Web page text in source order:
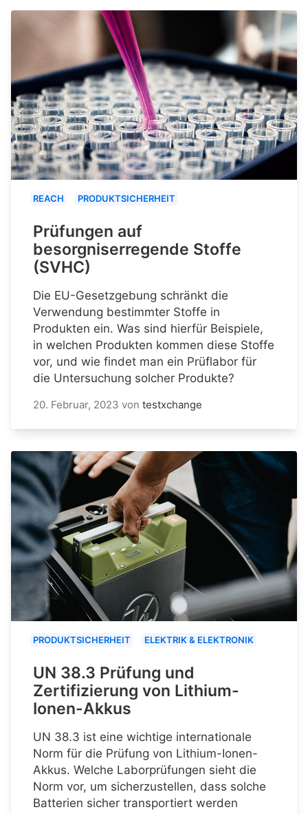
REACH PRODUKTSICHERHEIT
Prüfungen auf
besorgniserregende Stoffe
(SVHC)
Die EU-Gesetzgebung schränkt die
Verwendung bestimmter Stoffe in
Produkten ein. Was sind hierfür Beispiele,
in welchen Produkten kommen diese Stoffe
vor, und wie findet man ein Prüflabor für
die Untersuchung solcher Produkte?
20. Februar, 2023 von testxchange
PRODUKTSICHERHEIT ELEKTRIK & ELEKTRONIK
UN 38.3 Prüfung und
Zertifizierung von Lithium-
Ionen-Akkus
UN 38.3 ist eine wichtige internationale
Norm für die Prüfung von Lithium-Ionen-
Akkus. Welche Laborprüfungen sieht die
Norm vor, um sicherzustellen, dass solche
Batterien sicher transportiert werden